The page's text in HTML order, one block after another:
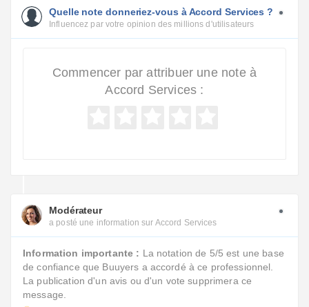
Quelle note donneriez-vous à Accord Services ?
Influencez par votre opinion des millions d'utilisateurs
Commencer par attribuer une note à
Accord Services :
Modérateur
a posté une information sur Accord Services
Information importante : La notation de 5/5 est une base
de confiance que Buuyers a accordé à ce professionnel.
La publication d'un avis ou d'un vote supprimera ce
message.